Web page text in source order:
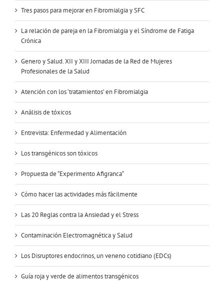
Tres pasos para mejorar en Fibromialgia y SFC
La relación de pareja en la Fibromialgia y el Síndrome de Fatiga
Crónica
Genero y Salud. XII y XIII Jornadas de la Red de Mujeres
Profesionales de la Salud
Atención con los ‘tratamientos’ en Fibromialgia
Análisis de tóxicos
Entrevista: Enfermedad y Alimentación
Los transgénicos son tóxicos
Propuesta de “Experimento Afigranca“
Cómo hacer las actividades más fácilmente
Las 20 Reglas contra la Ansiedad y el Stress
Contaminación Electromagnética y Salud
Los Disruptores endocrinos, un veneno cotidiano (EDCs)
Guía roja y verde de alimentos transgénicos